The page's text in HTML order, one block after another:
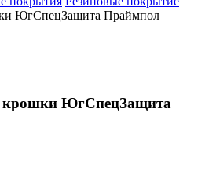
ЮгСпецЗащита Праймпол
крошки ЮгСпецЗащита